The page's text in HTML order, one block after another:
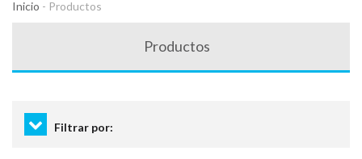
Inicio - Productos
Productos
Filtrar por: